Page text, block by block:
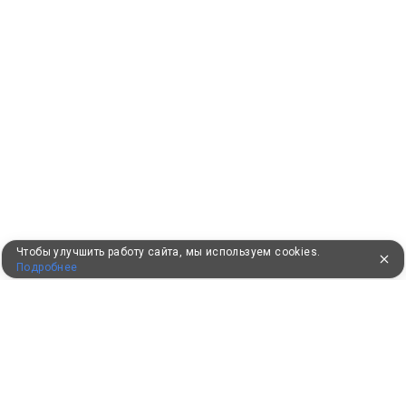
Чтобы улучшить работу сайта, мы используем cookies.
Подробнее